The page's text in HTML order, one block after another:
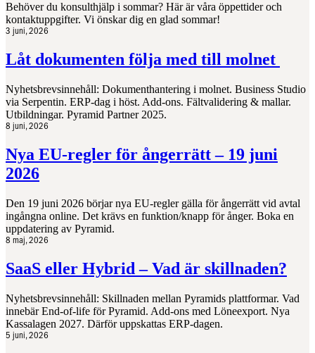
Behöver du konsulthjälp i sommar? Här är våra öppettider och
kontaktuppgifter. Vi önskar dig en glad sommar!
3 juni, 2026
Låt dokumenten följa med till molnet
Nyhetsbrevsinnehåll: Dokumenthantering i molnet. Business Studio
via Serpentin. ERP-dag i höst. Add-ons. Fältvalidering & mallar.
Utbildningar. Pyramid Partner 2025.
8 juni, 2026
Nya EU‑regler för ångerrätt – 19 juni
2026
Den 19 juni 2026 börjar nya EU‑regler gälla för ångerrätt vid avtal
ingångna online. Det krävs en funktion/knapp för ånger. Boka en
uppdatering av Pyramid.
8 maj, 2026
SaaS eller Hybrid – Vad är skillnaden?
Nyhetsbrevsinnehåll: Skillnaden mellan Pyramids plattformar. Vad
innebär End-of-life för Pyramid. Add-ons med Löneexport. Nya
Kassalagen 2027. Därför uppskattas ERP-dagen.
5 juni, 2026